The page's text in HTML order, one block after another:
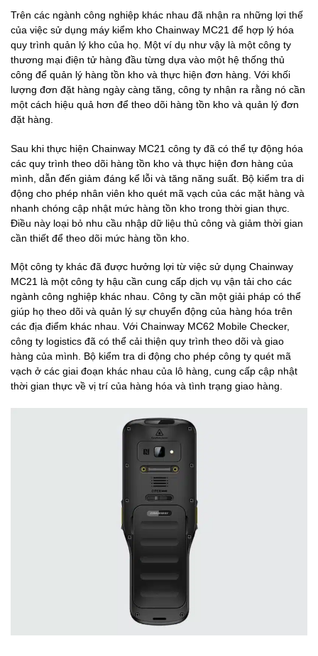
Trên các ngành công nghiệp khác nhau đã nhận ra những lợi thế
của việc sử dụng máy kiểm kho Chainway MC21 để hợp lý hóa
quy trình quản lý kho của họ. Một ví dụ như vậy là một công ty
thương mại điện tử hàng đầu từng dựa vào một hệ thống thủ
công để quản lý hàng tồn kho và thực hiện đơn hàng. Với khối
lượng đơn đặt hàng ngày càng tăng, công ty nhận ra rằng nó cần
một cách hiệu quả hơn để theo dõi hàng tồn kho và quản lý đơn
đặt hàng.
Sau khi thực hiện Chainway MC21 công ty đã có thể tự động hóa
các quy trình theo dõi hàng tồn kho và thực hiện đơn hàng của
mình, dẫn đến giảm đáng kể lỗi và tăng năng suất. Bộ kiểm tra di
động cho phép nhân viên kho quét mã vạch của các mặt hàng và
nhanh chóng cập nhật mức hàng tồn kho trong thời gian thực.
Điều này loại bỏ nhu cầu nhập dữ liệu thủ công và giảm thời gian
cần thiết để theo dõi mức hàng tồn kho.
Một công ty khác đã được hưởng lợi từ việc sử dụng Chainway
MC21 là một công ty hậu cần cung cấp dịch vụ vận tải cho các
ngành công nghiệp khác nhau. Công ty cần một giải pháp có thể
giúp họ theo dõi và quản lý sự chuyển động của hàng hóa trên
các địa điểm khác nhau. Với Chainway MC62 Mobile Checker,
công ty logistics đã có thể cải thiện quy trình theo dõi và giao
hàng của mình. Bộ kiểm tra di động cho phép công ty quét mã
vạch ở các giai đoạn khác nhau của lô hàng, cung cấp cập nhật
thời gian thực về vị trí của hàng hóa và tình trạng giao hàng.